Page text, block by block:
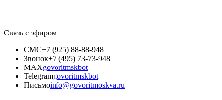
Связь с эфиром
СМС+7 (925) 88-88-948
Звонок+7 (495) 73-73-948
MAXgovoritmskbot
Telegramgovoritmskbot
Письмоinfo@govoritmoskva.ru